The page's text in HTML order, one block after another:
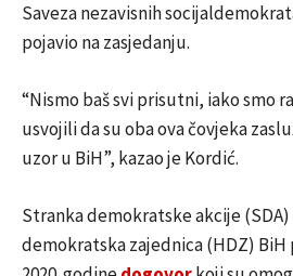
Saveza nezavisnih
pojavio na zasjedanju.
“Nismo baš svi prisutni, iako smo
usvojili da su oba ova čovjeka
uzor u BiH”, kazao je Kordić.
Stranka demokratske akcije
demokratska zajednica (HDZ) BiH